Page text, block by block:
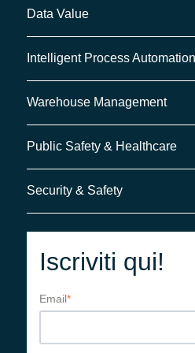
Data Value
Intelligent Process Automation
Warehouse Management
Public Safety & Healthcare
Security & Safety
Iscriviti qui!
Email*